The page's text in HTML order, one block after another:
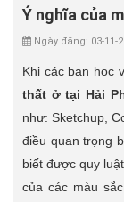
Ý nghĩa của
Ngày đăng: 03-11-
Khi các bạn học
thất ở tại Hải
như: Sketchup,
điều quan trọng
biết được quy
của các màu